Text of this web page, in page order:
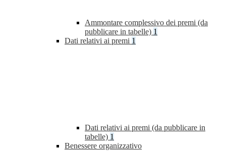
Ammontare complessivo dei premi (da
pubblicare in tabelle) 1
Dati relativi ai premi 1
Dati relativi ai premi (da pubblicare in
tabelle) 1
Benessere organizzativo